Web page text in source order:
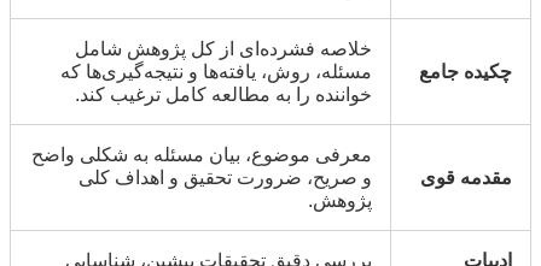
چکیده جامع
خلاصه فشرده‌ای از کل پژوهش شامل
مسئله، روش، یافته‌ها و نتیجه‌گیری‌ها که
خواننده را به مطالعه کامل ترغیب کند.
مقدمه قوی
معرفی موضوع، بیان مسئله به شکلی واضح
و صریح، ضرورت تحقیق و اهداف کلی
پژوهش.
ادبیات
بررسی دقیق تحقیقات پیشین، شناسایی